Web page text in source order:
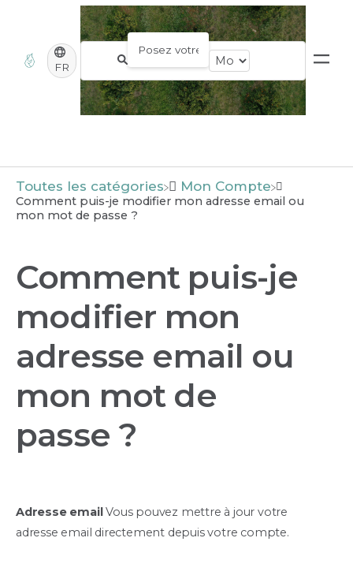
FR
Toutes les catégories ​Mon Compte
Comment puis-je modifier mon adresse email ou
mon mot de passe ?
Comment puis-je
modifier mon
adresse email ou
mon mot de
passe ?
Adresse email Vous pouvez mettre à jour votre
adresse email directement depuis votre compte.